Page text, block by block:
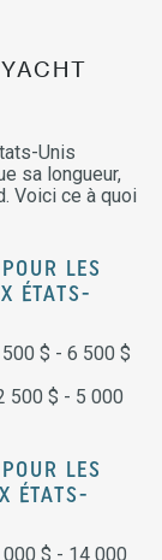
Unis
sa longueur,
Voici ce à quoi
LES
ÉTATS-
$ - 6 500 $
500 $ - 5 000
LES
ÉTATS-
000 $ - 14 000